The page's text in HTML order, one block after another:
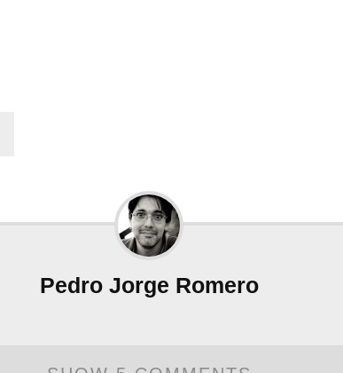
Pedro Jorge Romero